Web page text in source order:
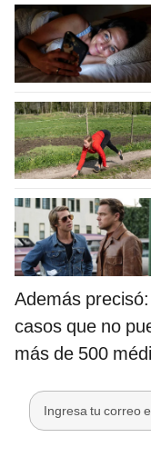
Además
casos que no
más de 500